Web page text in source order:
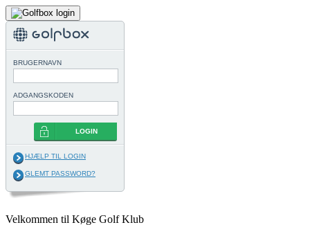
BRUGERNAVN
ADGANGSKODEN
LOGIN
HJÆLP TIL LOGIN
GLEMT PASSWORD?
Velkommen til Køge Golf Klub